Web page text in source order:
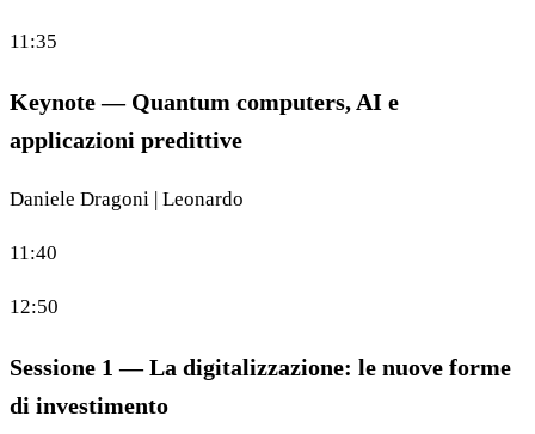
11:35
Keynote — Quantum computers, AI e
applicazioni predittive
Daniele Dragoni | Leonardo
11:40
12:50
Sessione 1 — La digitalizzazione: le nuove forme
di investimento